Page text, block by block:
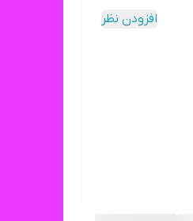
افزودن نظر